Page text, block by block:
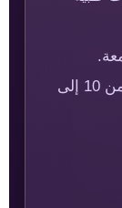
الرسوم السنوية التقريبية 2025: من 10 إلى